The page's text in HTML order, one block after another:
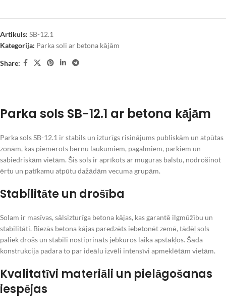
Artikuls: SB-12.1
Kategorija: Parka soli ar betona kājām
Share:
Parka sols SB-12.1 ar betona kājām
Parka sols SB-12.1 ir stabils un izturīgs risinājums publiskām un atpūtas
zonām, kas piemērots bērnu laukumiem, pagalmiem, parkiem un
sabiedriskām vietām. Šis sols ir aprīkots ar muguras balstu, nodrošinot
ērtu un patīkamu atpūtu dažādām vecuma grupām.
Stabilitāte un drošība
Solam ir masīvas, sālsizturīga betona kājas, kas garantē ilgmūžību un
stabilitāti. Biezās betona kājas paredzēts iebetonēt zemē, tādēļ sols
paliek drošs un stabili nostiprināts jebkuros laika apstākļos. Šāda
konstrukcija padara to par ideālu izvēli intensīvi apmeklētām vietām.
Kvalitatīvi materiāli un pielāgošanas
iespējas